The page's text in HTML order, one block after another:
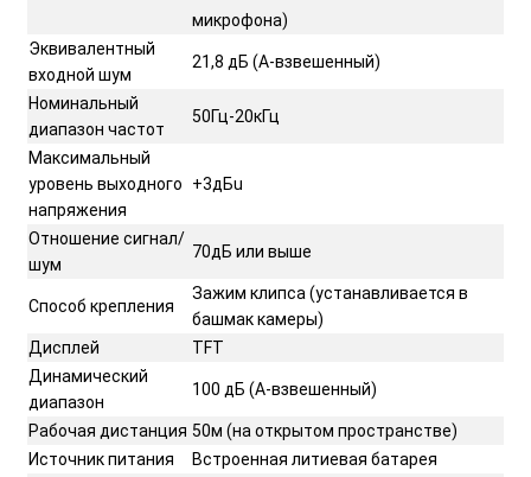
микрофона)
Эквивалентный
входной шум
21,8 дБ (А-взвешенный)
Номинальный
диапазон частот
50Гц-20кГц
Максимальный
уровень выходного
напряжения
+3дБu
Отношение сигнал/
шум
70дБ или выше
Способ крепления
Зажим клипса (устанавливается в
башмак камеры)
Дисплей
TFT
Динамический
диапазон
100 дБ (А-взвешенный)
Рабочая дистанция 50м (на открытом пространстве)
Источник питания
Встроенная литиевая батарея